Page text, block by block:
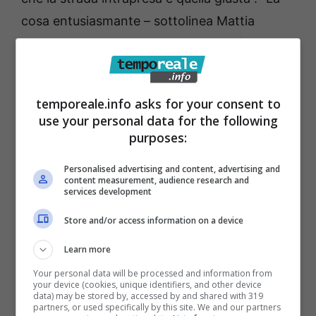
cosa entusiasmante – sottolinea Mattia
Punzo, consigliere comunale di Itri – è
l’istituzione della rete che rafforza la nostra
lo sportello sia un laboratorio di idee ed uno
spazio a servizio dei giovani”. In sintonia con
Biagio nel ribadire l’importanza di tale
finanziamento anche il rappresentate di
Sperlonga e la delegata del Sindaco Salvatore
De Meo,Rita Di Fazio
Commissione pari opportunità del Comune di
Fondi.
temporeale.info asks for your consent to
use your personal data for the following
purposes:
Personalised advertising and content, advertising and
content measurement, audience research and
services development
Store and/or access information on a device
Learn more
Your personal data will be processed and information from
your device (cookies, unique identifiers, and other device
data) may be stored by, accessed by and shared with 319
partners, or used specifically by this site. We and our partners